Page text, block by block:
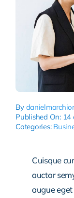
By
Published On:
Categories:
Cuisque
auctor
augue